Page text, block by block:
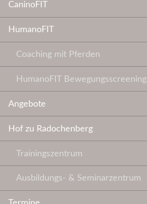
CaninoFIT
HumanoFIT
Coaching mit Pferden
HumanoFIT Bewegungsscreening
Angebote
Hof zu Radochenberg
Trainingszentrum
Ausbildungs- & Seminarzentrum